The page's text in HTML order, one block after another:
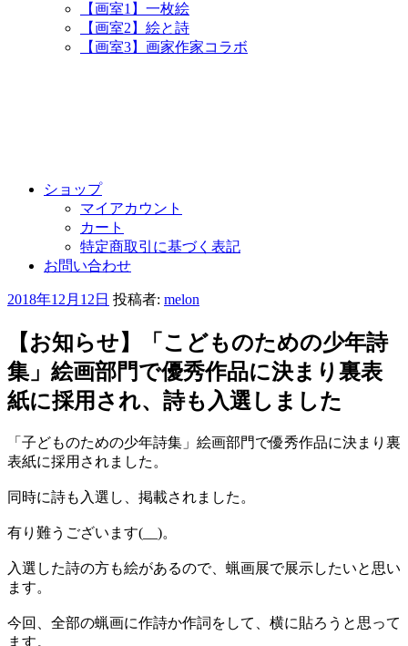
【画室1】一枚絵
【画室2】絵と詩
【画室3】画家作家コラボ
ショップ
マイアカウント
カート
特定商取引に基づく表記
お問い合わせ
投
日:
2018年12月12日 投稿者: melon
【お知らせ】「こどものための少年詩
集」絵画部門で優秀作品に決まり裏表
紙に採用され、詩も入選しました
「子どものための少年詩集」絵画部門で優秀作品に決まり裏
表紙に採用されました。
同時に詩も入選し、掲載されました。
有り難うございます(__)。
入選した詩の方も絵があるので、蝋画展で展示したいと思い
ます。
今回、全部の蝋画に作詩か作詞をして、横に貼ろうと思って
ます。